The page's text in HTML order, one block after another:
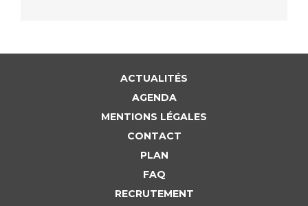
ACTUALITÉS
AGENDA
MENTIONS LÉGALES
CONTACT
PLAN
FAQ
RECRUTEMENT